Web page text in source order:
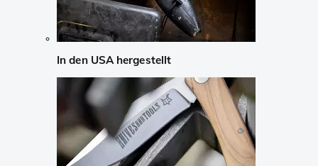
In den USA hergestellt